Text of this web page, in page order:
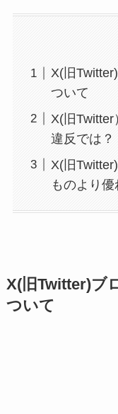
X(旧
ついて
X(旧Twitter
違反では？
X(旧
ものより
X(旧Twitter)ブ
ついて